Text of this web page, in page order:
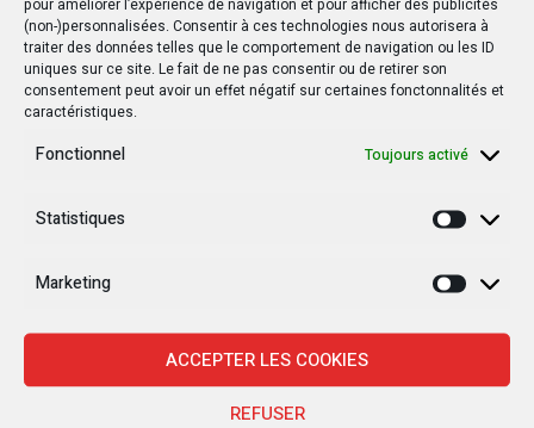
(non-)personnalisées. Consentir à ces technologies nous autorisera à
traiter des données telles que le comportement de navigation ou les ID
uniques sur ce site. Le fait de ne pas consentir ou de retirer son
consentement peut avoir un effet négatif sur certaines fonctonnalités et
caractéristiques.
Fonctionnel Toujours activé
Statistiques
Marketing
ACCEPTER LES COOKIES
REFUSER
Nouvelles Récentes